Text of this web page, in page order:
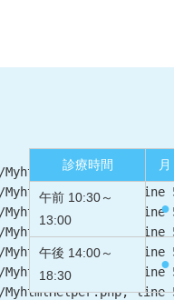
, line
, line
, line
, line
, line
, line
, line
診療時間 月
午前 10:30～
13:00
●
午後 14:00～
18:30
●